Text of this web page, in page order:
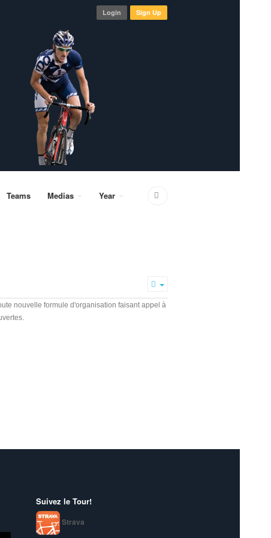
Login Sign Up
Teams Medias Year
nouvelle formule d'organisation faisant appel à
Suivez le Tour!
Strava